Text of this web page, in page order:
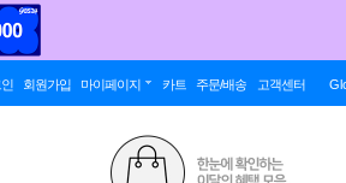
인 회원가입 마이페이지 카트 주문/배송 고객센터